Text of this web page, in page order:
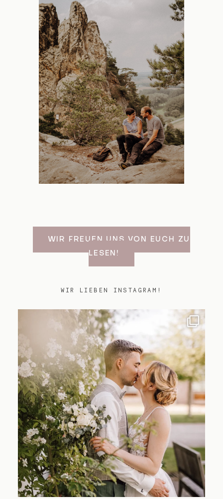
WIR FREUEN UNS VON EUCH ZU
LESEN!
WIR LIEBEN INSTAGRAM!